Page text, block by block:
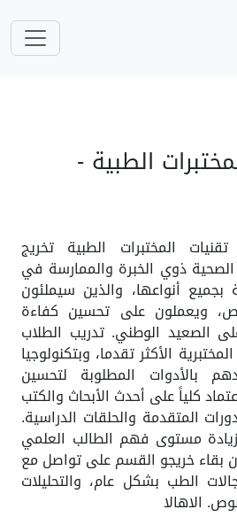
الطبية -
المختبرات الطبية تخريج
ذوي الخبرة والممارسة في
بجميع أنواعها، والذين سيملئون
ويعملون على تحسين كفاءة
الصعيد الوطني. تدريب الطلاب
الأكثر تقدما، وبتكنولوجيا
بالأدوات المطلوبة لتحسين
كلياً على أحدث الأبحاث والكتب
المتقدمة والحلقات الدراسية.
مستوى فهم الطالب العلمي
بقاء خريجو القسم على تواصل مع
الطب بشكل عام، والتحليلات
الاهالا